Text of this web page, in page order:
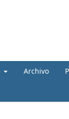
Archivo